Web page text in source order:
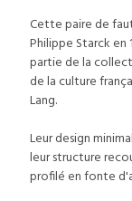
Cette paire de
Philippe Starck en
partie de la
de la culture
Lang.
Leur design
leur structure
profilé en fonte